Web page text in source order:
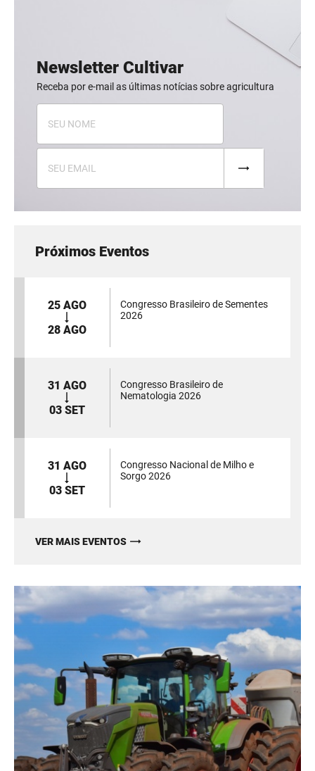
Newsletter Cultivar
Receba por e-mail as últimas notícias sobre agricultura
Próximos Eventos
25 AGO
28 AGO
Congresso Brasileiro de Sementes
2026
31 AGO
03 SET
Congresso Brasileiro de
Nematologia 2026
31 AGO
03 SET
Congresso Nacional de Milho e
Sorgo 2026
VER MAIS EVENTOS